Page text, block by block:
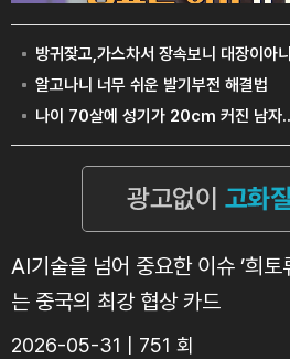
AI기술을 넘어 중요한 이슈 ’희토
는 중국의 최강 협상 카드
2026-05-31 | 751 회